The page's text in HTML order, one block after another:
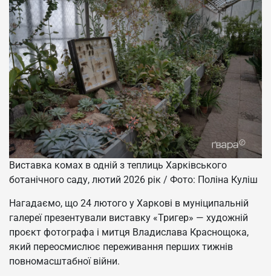
Виставка комах в одній з теплиць Харківського
ботанічного саду, лютий 2026 рік / Фото: Поліна Куліш
Нагадаємо, що 24 лютого у Харкові в муніципальній
галереї презентували виставку «Тригер» — художній
проєкт фотографа і митця Владислава Краснощока,
який переосмислює переживання перших тижнів
повномасштабної війни.